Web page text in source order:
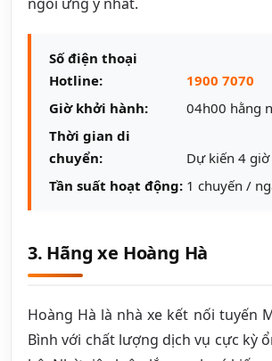
Số điện thoại
Hotline:
1900 7070
Giờ khởi hành:
04h00 hằng
Thời gian di
chuyển:
Dự kiến 4 giờ
Tần suất hoạt động: 1 chuyến /
3. Hãng xe Hoàng Hà
Hoàng Hà là nhà xe kết nối tuyến
Bình với chất lượng dịch vụ cực kỳ